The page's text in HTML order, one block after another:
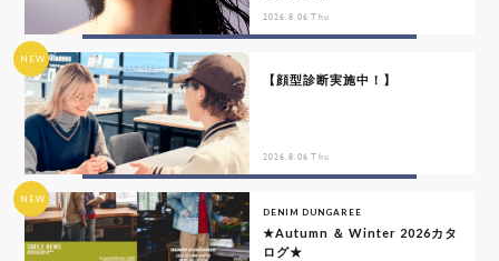
2026.8.06 Thu
NEW
【顔型診断実施中！】
2026.8.06 Thu
NEW
DENIM DUNGAREE
★Autumn ＆ Winter 2026カタ
ログ★